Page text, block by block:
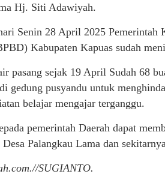
Hj. Siti Adawiyah.
Senin 28 April 2025 Pemerintah
Kabupaten Kapuas sudah
pasang sejak 19 April Sudah 68
gedung pusyandu untuk
belajar mengajar terganggu.
pemerintah Daerah dapat
Desa Palangkau Lama dan
SUGIANTO.